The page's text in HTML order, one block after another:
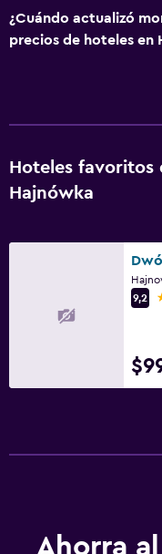
¿Cuándo actualizó
precios de hoteles en
Hoteles favoritos
Hajnówka
9,2
Ahorra